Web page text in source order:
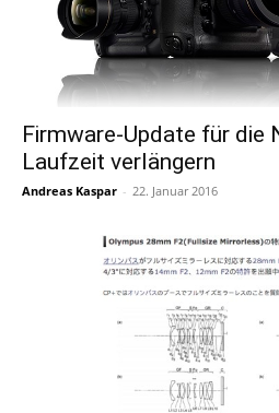
Firmware-Update für die
Laufzeit verlängern
Andreas Kaspar - 22. Januar 2016